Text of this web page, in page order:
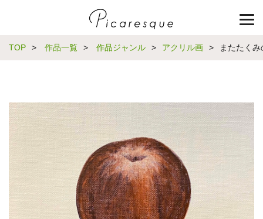
TOP > 作品一覧 > 作品ジャンル > アクリル画 > またたくみ